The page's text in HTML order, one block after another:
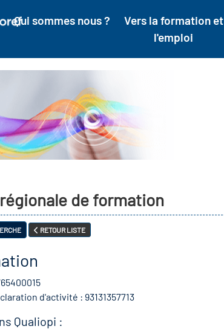
Qui sommes nous ?
Vers la formation et
l'emploi
de formation
RETOUR LISTE
d'activité : 93131357713
Qualiopi :